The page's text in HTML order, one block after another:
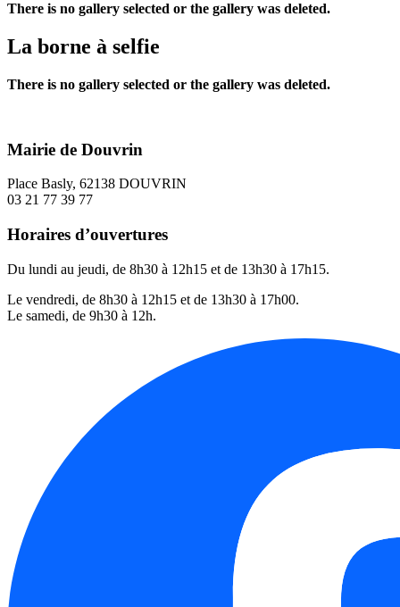
There is no gallery selected or the gallery was deleted.
La borne à selfie
There is no gallery selected or the gallery was deleted.
Mairie de Douvrin
Place Basly, 62138 DOUVRIN
03 21 77 39 77
Horaires d’ouvertures
Du lundi au jeudi, de 8h30 à 12h15 et de 13h30 à 17h15.
Le vendredi, de 8h30 à 12h15 et de 13h30 à 17h00.
Le samedi, de 9h30 à 12h.